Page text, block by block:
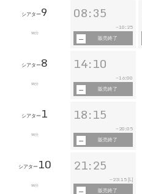
シアター9
96分
08:35
~ 10:25
販売終了
シアター8
96分
14:10
~ 16:00
販売終了
シアター 1
96分
18:15
~ 20:05
販売終了
シアター10
96分
21:25
~ 23:15 [L]
販売終了